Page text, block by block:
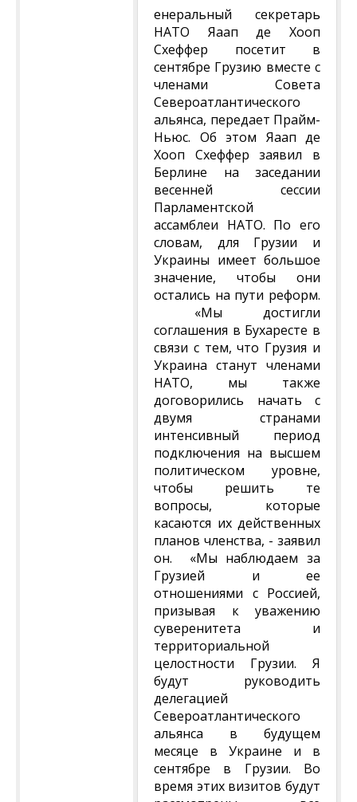
енеральный секретарь
НАТО Яаап де Хооп
Схеффер посетит в
сентябре Грузию вместе с
членами Совета
Североатлантического
альянса, передает Прайм-
Ньюс. Об этом Яаап де
Хооп Схеффер заявил в
Берлине на заседании
весенней сессии
Парламентской
ассамблеи НАТО. По его
словам, для Грузии и
Украины имеет большое
значение, чтобы они
остались на пути реформ.
«Мы достигли
соглашения в Бухаресте в
связи с тем, что Грузия и
Украина станут членами
НАТО, мы также
договорились начать с
двумя странами
интенсивный период
подключения на высшем
политическом уровне,
чтобы решить те
вопросы, которые
касаются их действенных
планов членства, - заявил
он. «Мы наблюдаем за
Грузией и ее
отношениями с Россией,
призывая к уважению
суверенитета и
территориальной
целостности Грузии. Я
будут руководить
делегацией
Североатлантического
альянса в будущем
месяце в Украине и в
сентябре в Грузии. Во
время этих визитов будут